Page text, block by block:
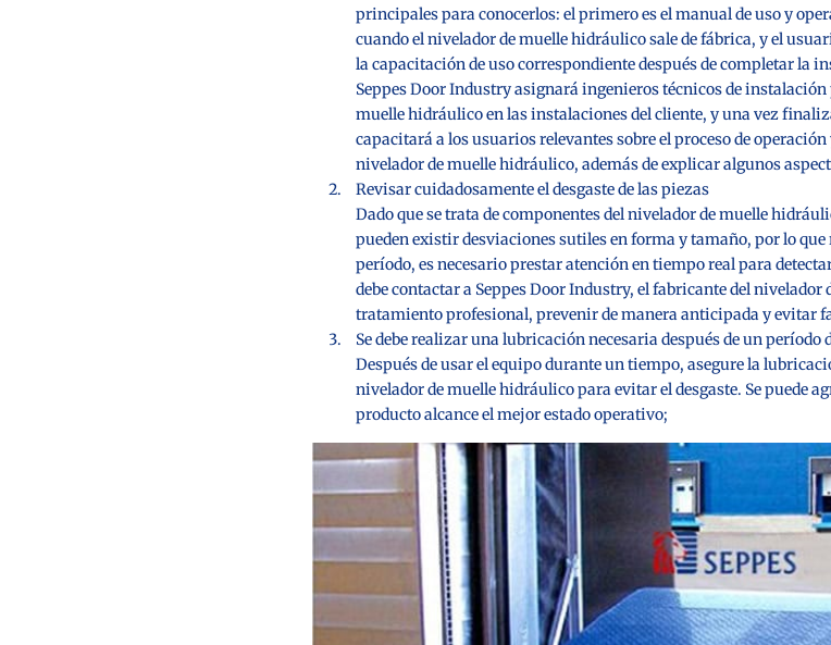
principales para conocerlos: el primero es el manual de uso y
cuando el nivelador de muelle hidráulico sale de fábrica, y el
la capacitación de uso correspondiente después de completar la
Seppes Door Industry asignará ingenieros técnicos de
muelle hidráulico en las instalaciones del cliente, y una vez
capacitará a los usuarios relevantes sobre el proceso de
nivelador de muelle hidráulico, además de explicar algunos
Revisar cuidadosamente el desgaste de las piezas
Dado que se trata de componentes del nivelador de muelle
pueden existir desviaciones sutiles en forma y tamaño, por lo
período, es necesario prestar atención en tiempo real para
debe contactar a Seppes Door Industry, el fabricante del
tratamiento profesional, prevenir de manera anticipada y evitar
Se debe realizar una lubricación necesaria después de un período
Después de usar el equipo durante un tiempo, asegure la
nivelador de muelle hidráulico para evitar el desgaste. Se puede
producto alcance el mejor estado operativo;